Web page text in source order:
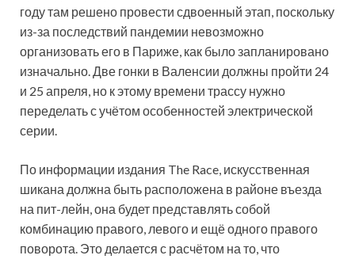
году там решено провести сдвоенный этап, поскольку
из-за последствий пандемии невозможно
организовать его в Париже, как было запланировано
изначально. Две гонки в Валенсии должны пройти 24
и 25 апреля, но к этому времени трассу нужно
переделать с учётом особенностей электрической
серии.
По информации издания The Race, искусственная
шикана должна быть расположена в районе въезда
на пит-лейн, она будет представлять собой
комбинацию правого, левого и ещё одного правого
поворота. Это делается с расчётом на то, что